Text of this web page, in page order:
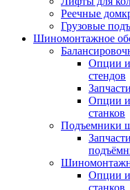
Реечные
Грузовые
Шиномонтажное
Опции и
стендов
Опции и
станков
Подъемники
Опции и
станков